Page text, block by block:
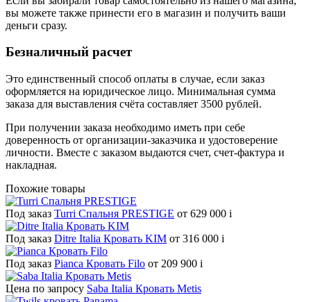
вы можете также принести его в магазин и получить ваши
деньги сразу.
Безналичный расчет
Это единственный способ оплаты в случае, если заказ
оформляется на юридическое лицо. Минимальная сумма
заказа для выставления счёта составляет 3500 рублей.
При получении заказа необходимо иметь при себе
доверенность от организации-заказчика и удостоверение
личности. Вместе с заказом выдаются счет, счет-фактура и
накладная.
Похожие товары
Под заказ Turri Спальня PRESTIGE от 629 000 i
Под заказ Ditre Italia Кровать KIM от 316 000 i
Под заказ Pianca Кровать Filo от 209 900 i
Цена по запросу Saba Italia Кровать Metis